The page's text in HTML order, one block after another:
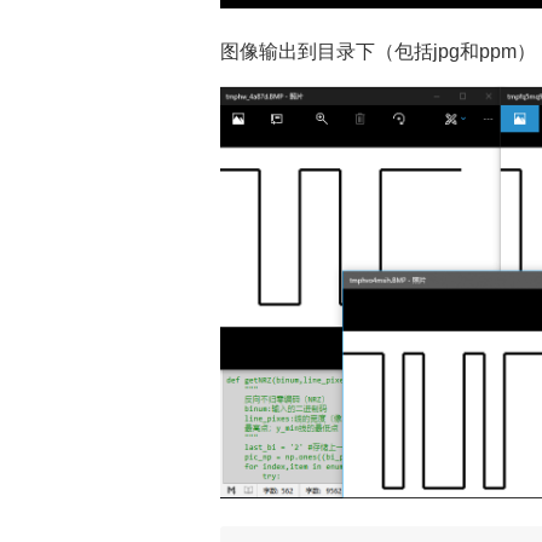
图像输出到目录下（包括jpg和ppm）